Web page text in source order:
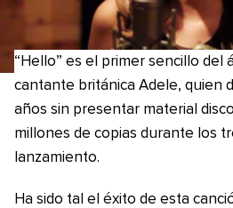
“Hello” es el primer sencillo del
cantante británica Adele, quien
años sin presentar material
millones de copias durante los
lanzamiento.
Ha sido tal el éxito de esta